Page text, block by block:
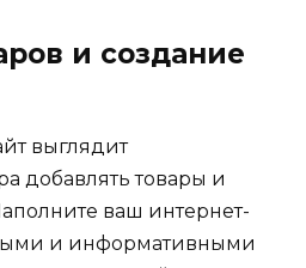
и создание
выглядит
добавлять товары и
ваш интернет-
и информативными